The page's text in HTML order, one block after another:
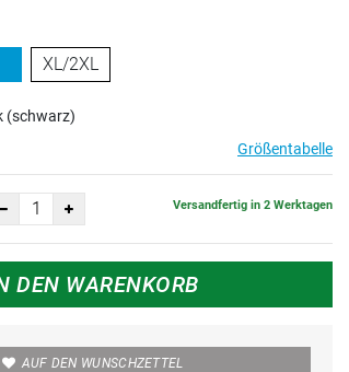
XL/2XL
(schwarz)
Größentabelle
Versandfertig in 2 Werktagen
DEN WARENKORB
AUF DEN WUNSCHZETTEL